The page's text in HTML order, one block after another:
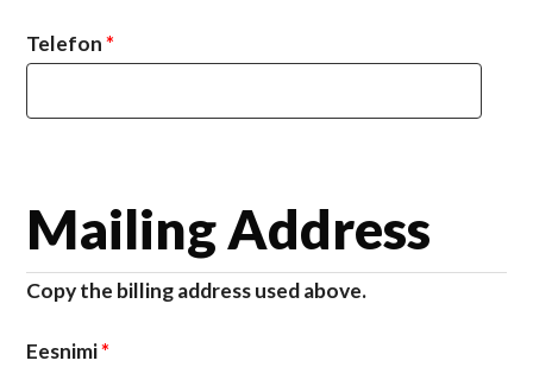
Telefon *
Mailing Address
Copy the billing address used above.
Eesnimi*